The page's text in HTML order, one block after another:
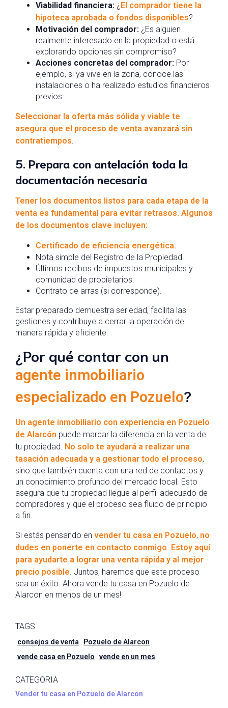
Viabilidad financiera: ¿ El comprador tiene la
hipoteca aprobada o fondos disponibles?
Motivación del comprador: ¿Es alguien
realmente interesado en la propiedad o está
explorando opciones sin compromiso?
Acciones concretas del comprador: Por
ejemplo, si ya vive en la zona, conoce las
instalaciones o ha realizado estudios financieros
previos.
Seleccionar la oferta más sólida y viable te
asegura que el proceso de venta avanzará sin
contratiempos.
5. Prepara con antelación toda la
documentación necesaria
Tener los documentos listos para cada etapa de la
venta es fundamental para evitar retrasos. Algunos
de los documentos clave incluyen:
Certificado de eficiencia energética.
Nota simple del Registro de la Propiedad.
Últimos recibos de impuestos municipales y
comunidad de propietarios.
Contrato de arras (si corresponde).
Estar preparado demuestra seriedad, facilita las
gestiones y contribuye a cerrar la operación de
manera rápida y eficiente.
¿Por qué contar con un
agente inmobiliario
especializado en Pozuelo?
Un agente inmobiliario con experiencia en Pozuelo
de Alarcón puede marcar la diferencia en la venta de
tu propiedad. No solo te ayudará a realizar una
tasación adecuada y a gestionar todo el proceso,
sino que también cuenta con una red de contactos y
un conocimiento profundo del mercado local. Esto
asegura que tu propiedad llegue al perfil adecuado de
compradores y que el proceso sea fluido de principio
a fin.
Si estás pensando en vender tu casa en Pozuelo, no
dudes en ponerte en contacto conmigo. Estoy aquí
para ayudarte a lograr una venta rápida y al mejor
precio posible. Juntos, haremos que este proceso
sea un éxito. Ahora vende tu casa en Pozuelo de
Alarcon en menos de un mes!
TAGS
consejos de venta
Pozuelo de Alarcon
vende casa en Pozuelo
vende en un mes
CATEGORIA
Vender tu casa en Pozuelo de Alarcon